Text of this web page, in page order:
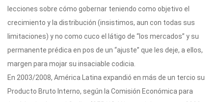
lecciones sobre cómo gobernar teniendo como objetivo el
crecimiento y la distribución (insistimos, aun con todas sus
limitaciones) y no como cuco el látigo de “los mercados” y su
permanente prédica en pos de un “ajuste” que les deje, a ellos,
margen para mojar su insaciable codicia.
En 2003/2008, América Latina expandió en más de un tercio su
Producto Bruto Interno, según la Comisión Económica para